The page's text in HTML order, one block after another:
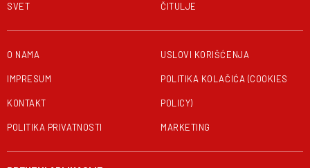
SVET ČITULJE
O NAMA
IMPRESUM
KONTAKT
POLITIKA PRIVATNOSTI
USLOVI KORIŠĆENJA
POLITIKA KOLAČIĆA (COOKIES
POLICY)
MARKETING